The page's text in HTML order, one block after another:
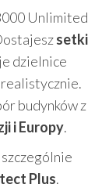
Unlimited
setki
dzielnice
budynków z
i Europy.
Plus.